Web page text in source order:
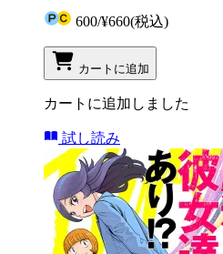
600/¥660(税込)
カートに追加
カートに追加しました
試し読み